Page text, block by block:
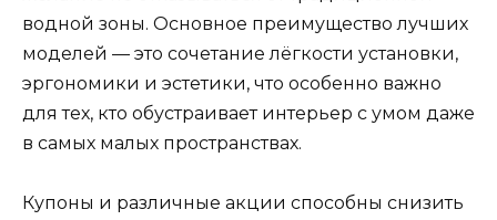
водной зоны. Основное преимущество лучших
моделей — это сочетание лёгкости установки,
эргономики и эстетики, что особенно важно
для тех, кто обустраивает интерьер с умом даже
в самых малых пространствах.
Купоны и различные акции способны снизить